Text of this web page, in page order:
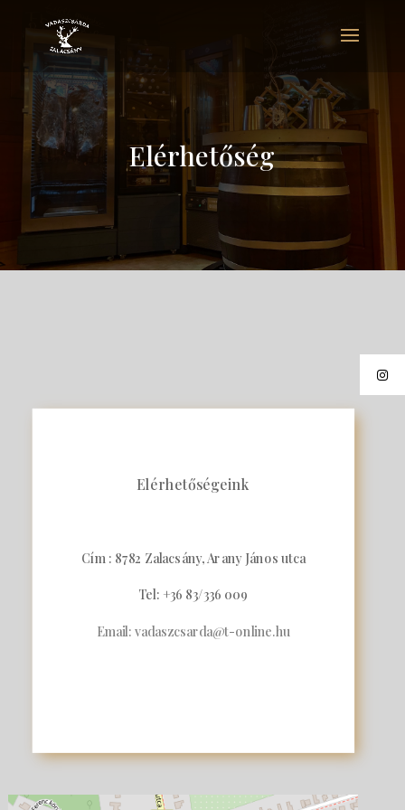
Elérhetőség
Elérhetőségeink
Cím : 8782 Zalacsány, Arany János utca
Tel: +36 83/336 009
Email: vadaszcsarda@t-online.hu